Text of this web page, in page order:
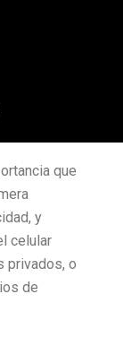
que
y
celular
privados, o
de